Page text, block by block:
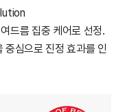
드름 집중 케어로 선정.
심으로 진정 효과를 인